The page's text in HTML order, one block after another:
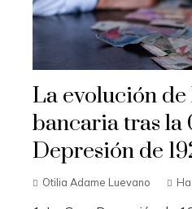
La evolución
bancaria tras la
Depresión de
Otilia Adame Luevano